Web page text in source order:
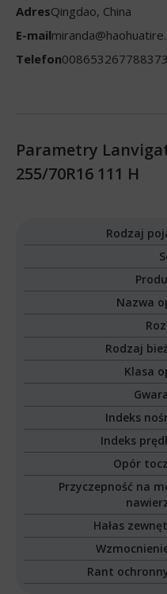
AdresQingdao, China
E-mail
Telefon008653267788373
Parametry
255/70R16 111 H
Rodzaj
Nazwa
Rodzaj
Klasa
Indeks
Indeks
Opór
Przyczepność na
Hałas
Rant